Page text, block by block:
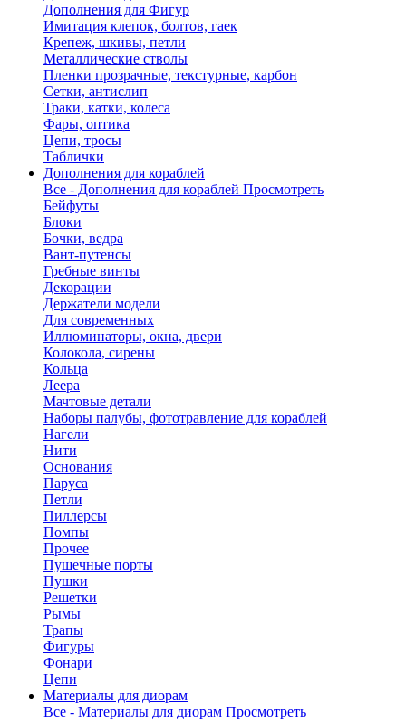
Дополнения для Фигур
Имитация клепок, болтов, гаек
Крепеж, шкивы, петли
Металлические стволы
Пленки прозрачные, текстурные, карбон
Сетки, антислип
Траки, катки, колеса
Фары, оптика
Цепи, тросы
Таблички
Дополнения для кораблей
Все - Дополнения для кораблей Просмотреть
Бейфуты
Блоки
Бочки, ведра
Вант-путенсы
Гребные винты
Декорации
Держатели модели
Для современных
Иллюминаторы, окна, двери
Колокола, сирены
Кольца
Леера
Мачтовые детали
Наборы палубы, фототравление для кораблей
Нагели
Нити
Основания
Паруса
Петли
Пиллерсы
Помпы
Прочее
Пушечные порты
Пушки
Решетки
Рымы
Трапы
Фигуры
Фонари
Цепи
Материалы для диорам
Все - Материалы для диорам Просмотреть